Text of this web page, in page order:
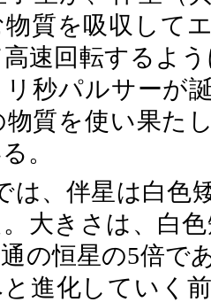
質を吸収して
速回転するよ
秒パルサーが
質を使い果た
。
は、伴星は白色
大きさは、白
の恒星の5倍で
と進化していく